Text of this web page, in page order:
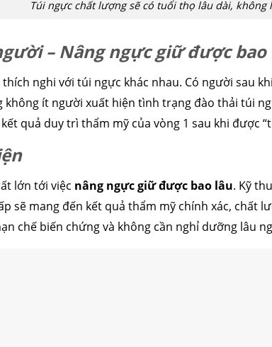
Túi ngực chất lượng sẽ có tuổi thọ lâu dài, không
– Nâng ngực giữ được bao
nghi với túi ngực khác nhau. Có người sau
không ít người xuất hiện tình trạng đào thải túi
quả duy trì thẩm mỹ của vòng 1 sau khi được
lớn tới việc nâng ngực giữ được bao lâu. Kỹ
sẽ mang đến kết quả thẩm mỹ chính xác, chất
chế biến chứng và không cần nghỉ dưỡng lâu